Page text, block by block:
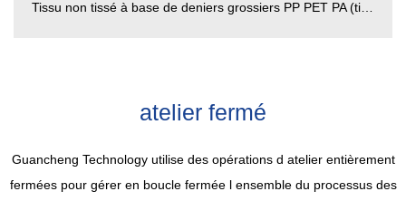
atelier fermé
Guancheng Technology utilise des opérations d atelier entièrement
fermées pour gérer en boucle fermée l ensemble du processus des